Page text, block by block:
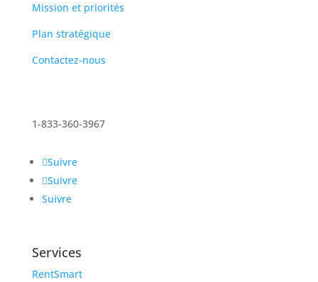
Mission et priorités
Plan stratégique
Contactez-nous
1-833-360-3967
Suivre
Suivre
Suivre
Services
RentSmart